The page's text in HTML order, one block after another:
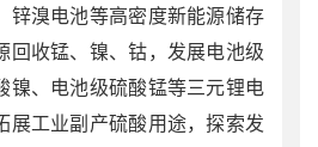
锌溴电池等高密度新能源储存
回收锰、镍、钴，发展电池级
镍、电池级硫酸锰等三元锂电
展工业副产硫酸用途，探索发